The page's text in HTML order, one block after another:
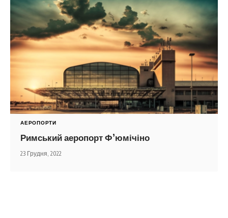
АЕРОПОРТИ
Римський аеропорт Ф’юмічіно
23 Грудня, 2022